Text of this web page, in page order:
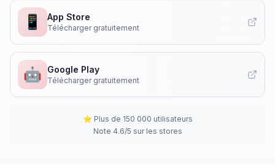
📱 App Store
Télécharger gratuitement
🤖 Google Play
Télécharger gratuitement
⭐ Plus de 150 000 utilisateurs
Note 4.6/5 sur les stores